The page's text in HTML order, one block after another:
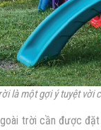
là một gợi ý tuyệt vời
trời cần được